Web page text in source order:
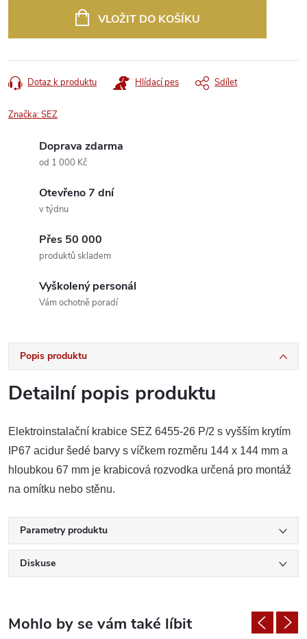
VLOŽIT DO KOŠÍKU
Dotaz k produktu Hlídací pes Sdílet
Značka:SEZ
Doprava zdarma
od 1 000 Kč
Otevřeno 7 dní
v týdnu
Přes 50 000
produktů skladem
Vyškolený personál
Vám ochotně poradí
Popis produktu
Detailní popis produktu
Elektroinstalační krabice SEZ 6455-26 P/2 s vyšším krytím
IP67 acidur šedé barvy s víčkem rozměru 144 x 144 mm a
hloubkou 67 mm je krabicová rozvodka určená pro montáž
na omítku nebo stěnu.
Parametry produktu
Diskuse